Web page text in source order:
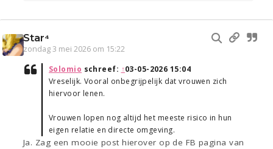
Star⁴
zondag 3 mei 2026 om 15:22
Solomio schreef: ↑03-05-2026 15:04
Vreselijk. Vooral onbegrijpelijk dat vrouwen zich
hiervoor lenen.
Vrouwen lopen nog altijd het meeste risico in hun
eigen relatie en directe omgeving.
Ja. Zag een mooie post hierover op de FB pagina van